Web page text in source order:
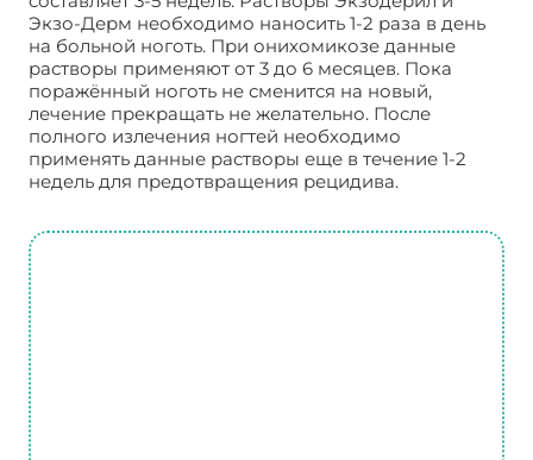
Экзо-Дерм необходимо наносить 1-2 раза в день
на больной ноготь. При онихомикозе данные
растворы применяют от 3 до 6 месяцев. Пока
поражённый ноготь не сменится на новый,
лечение прекращать не желательно. После
полного излечения ногтей необходимо
применять данные растворы еще в течение 1-2
недель для предотвращения рецидива.